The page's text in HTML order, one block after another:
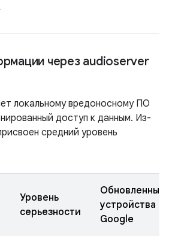
через audioserver
локальному вредоносному ПО
доступ к данным. Из-
средний уровень
Уровень
серьезности
Обновленные
устройства
Google